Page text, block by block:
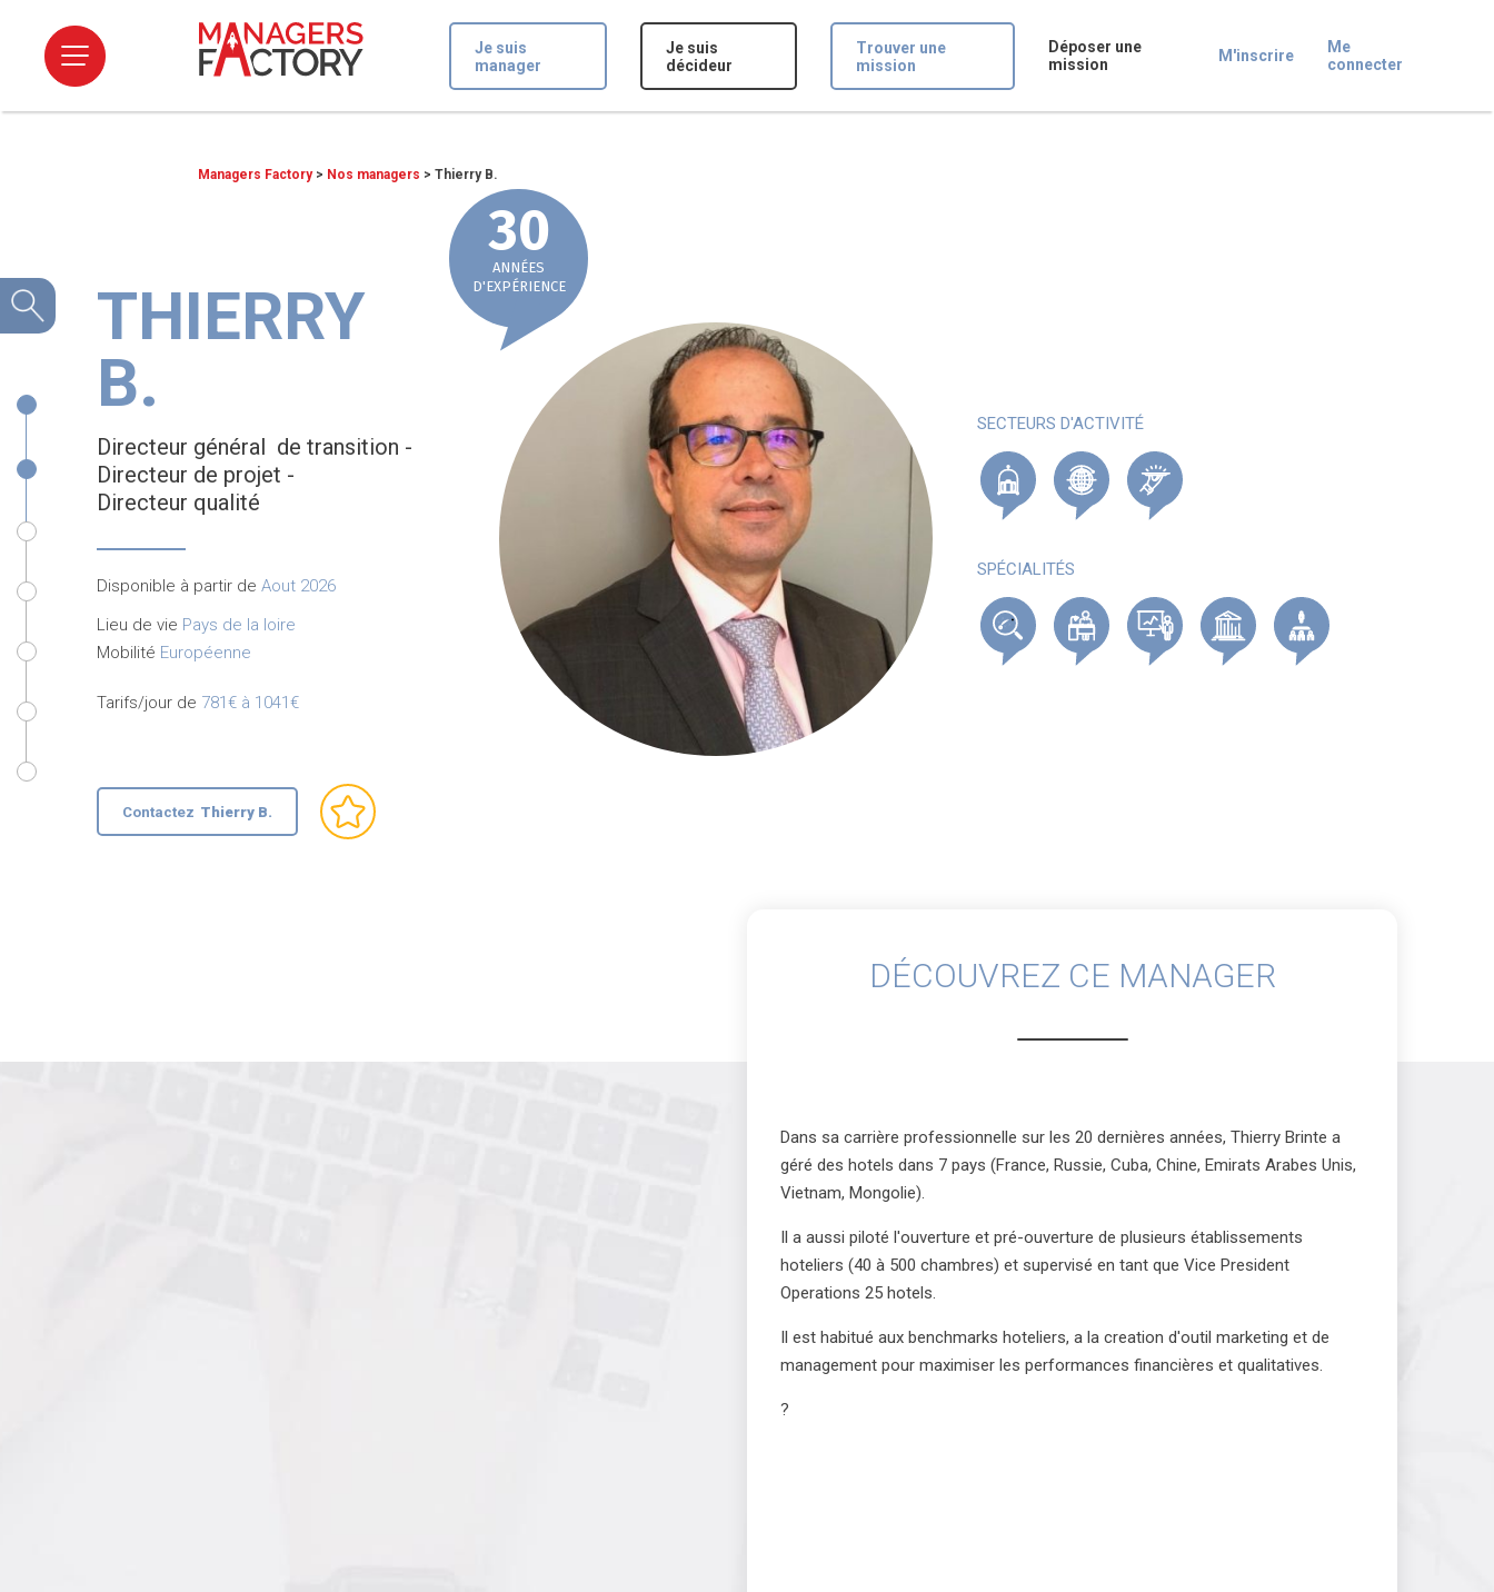
Je suis
manager
Je suis
décideur
Trouver une
mission
Déposer une
mission
M'inscrire
Me
connecter
Managers Factory > Nos managers > Thierry B.
SECTEURS D'ACTIVITÉ
SPÉCIALITÉS
THIERRY
B.
30
ANNÉES
D'EXPÉRIENCE
Directeur général de transition -
Directeur de projet -
Directeur qualité
Disponible à partir de Aout 2026
Lieu de vie Pays de la loire
Mobilité Européenne
Tarifs/jour de 781€ à 1041€
Contactez Thierry B.
DÉCOUVREZ CE MANAGER
Dans sa carrière professionnelle sur les 20 dernières années, Thierry Brinte a
géré des hotels dans 7 pays (France, Russie, Cuba, Chine, Emirats Arabes Unis,
Vietnam, Mongolie).
Il a aussi piloté l'ouverture et pré-ouverture de plusieurs établissements
hoteliers (40 à 500 chambres) et supervisé en tant que Vice President
Operations 25 hotels.
Il est habitué aux benchmarks hoteliers, a la creation d'outil marketing et de
management pour maximiser les performances financières et qualitatives.
?